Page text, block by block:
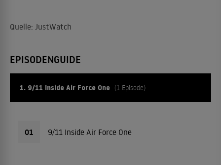
Quelle: JustWatch
EPISODENGUIDE
1. 9/11 Inside Air Force One (1 Episode)
01 9/11 Inside Air Force One